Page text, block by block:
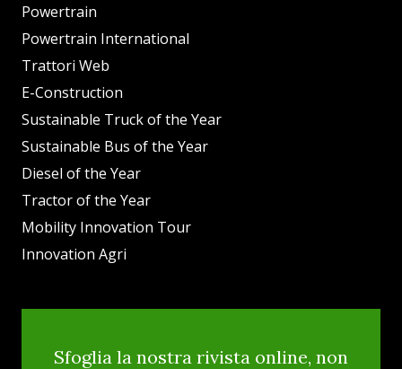
Powertrain
Powertrain International
Trattori Web
E-Construction
Sustainable Truck of the Year
Sustainable Bus of the Year
Diesel of the Year
Tractor of the Year
Mobility Innovation Tour
Innovation Agri
Sfoglia la nostra rivista online, non